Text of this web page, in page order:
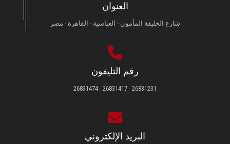
العنوان
شارع الخليفة المأمون - العباسية - القاهرة - مصر
رقم التليفون
26831231 - 26831417 - 26831474
البريد الإلكتروني